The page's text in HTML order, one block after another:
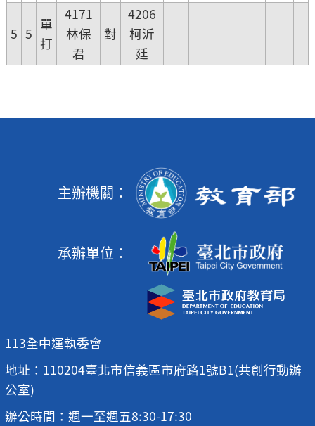
5 5
單
打
4171
林保
君
對
4206
柯沂
廷
主辦機關：
承辦單位：
113全中運執委會
地址：110204臺北市信義區市府路1號B1(共創行動辦
公室)
辦公時間：週一至週五8:30-17:30